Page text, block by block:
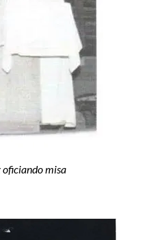
oficiando misa